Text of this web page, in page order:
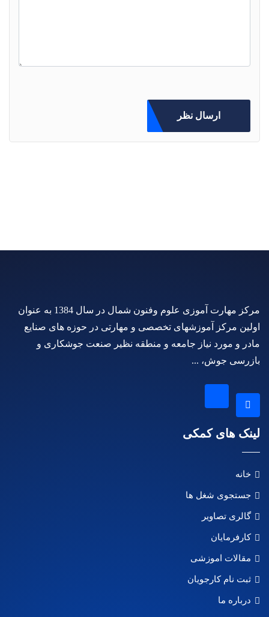
ارسال نظر
مرکز مهارت آموزی علوم وفنون شمال در سال 1384 به عنوان
اولین مرکز آموزشهای تخصصی و مهارتی در حوزه های صنایع
مادر و مورد نیاز جامعه و منطقه نظیر صنعت جوشکاری و
بازرسی جوش، ...
لینک های کمکی
خانه
جستجوی شغل ها
گالری تصاویر
کارفرمایان
مقالات اموزشی
ثبت نام کارجویان
درباره ما